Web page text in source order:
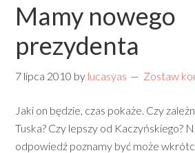
Mamy nowego
prezydenta
7 lipca 2010 by lucasyas Zostaw
Jaki on będzie, czas pokaże. Czy
Tuska? Czy lepszy od Kaczyńskiego?
odpowiedź poznamy być może